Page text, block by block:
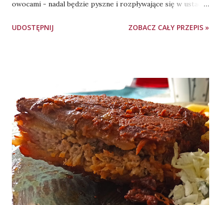
owocami - nadal będzie pyszne i rozpływające się w ustach.
180 stopni Celsjusza, góra-dół. Spodu NIE podpiekamy
objętość 250ml. Składniki: ciasto: 125g masła 0,5 szkl. cukru
1 jajko 175g mąki pszennej (typ dowolny, użyłam 405) 25g
skrobi ziemniaczanej 0,5 łyżki proszku do pieczenia 1 łyżka
cukru waniliowego kruszonka: 50g masła 0,5 szkl. cukru
0,33 szkl. mąki pszennej (typ dowolny, użyłam 405) ok. 500g
owoców (użyłam moreli i czereśni) łyżka cukru pudru
Wykonanie: Wszystkie składniki ciasta umieszczamy w
misce i zagniatamy na gładką masę - powinno dać się
uformować w kulkę i nie przy...
UDOSTĘPNIJ ZOBACZ CAŁY PRZEPIS »